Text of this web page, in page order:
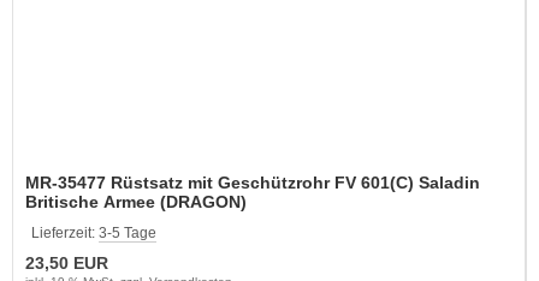
MR-35477 Rüstsatz mit Geschützrohr FV 601(C) Saladin
Britische Armee (DRAGON)
Lieferzeit: 3-5 Tage
23,50 EUR